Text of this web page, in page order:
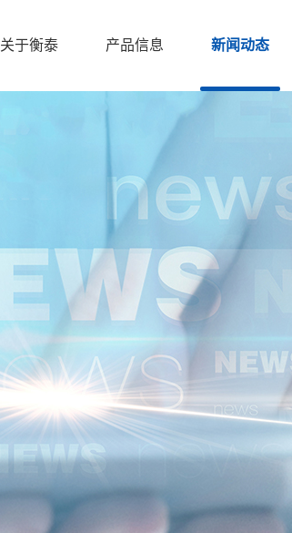
关于衡泰 产品信息 新闻动态